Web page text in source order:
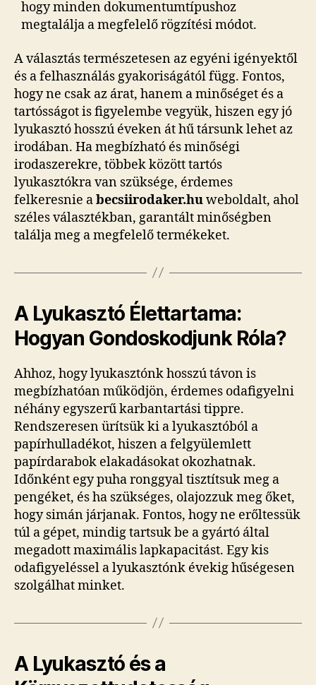
hogy minden dokumentumtípushoz
megtalálja a megfelelő rögzítési módot.
A választás természetesen az egyéni igényektől
és a felhasználás gyakoriságától függ. Fontos,
hogy ne csak az árat, hanem a minőséget és a
tartósságot is figyelembe vegyük, hiszen egy jó
lyukasztó hosszú éveken át hű társunk lehet az
irodában. Ha megbízható és minőségi
irodaszerekre, többek között tartós
lyukasztókra van szüksége, érdemes
felkeresnie abecsiirodaker.huweboldalt, ahol
széles választékban, garantált minőségben
találja meg a megfelelő termékeket.
A Lyukasztó Élettartama:
Hogyan Gondoskodjunk Róla?
Ahhoz, hogy lyukasztónk hosszú távon is
megbízhatóan működjön, érdemes odafigyelni
néhány egyszerű karbantartási tippre.
Rendszeresen ürítsük ki a lyukasztóból a
papírhulladékot, hiszen a felgyülemlett
papírdarabok elakadásokat okozhatnak.
Időnként egy puha ronggyal tisztítsuk meg a
pengéket, és ha szükséges, olajozzuk meg őket,
hogy simán járjanak. Fontos, hogy ne erőltessük
túl a gépet, mindig tartsuk be a gyártó által
megadott maximális lapkapacitást. Egy kis
odafigyeléssel a lyukasztónk évekig hűségesen
szolgálhat minket.
A Lyukasztó és a